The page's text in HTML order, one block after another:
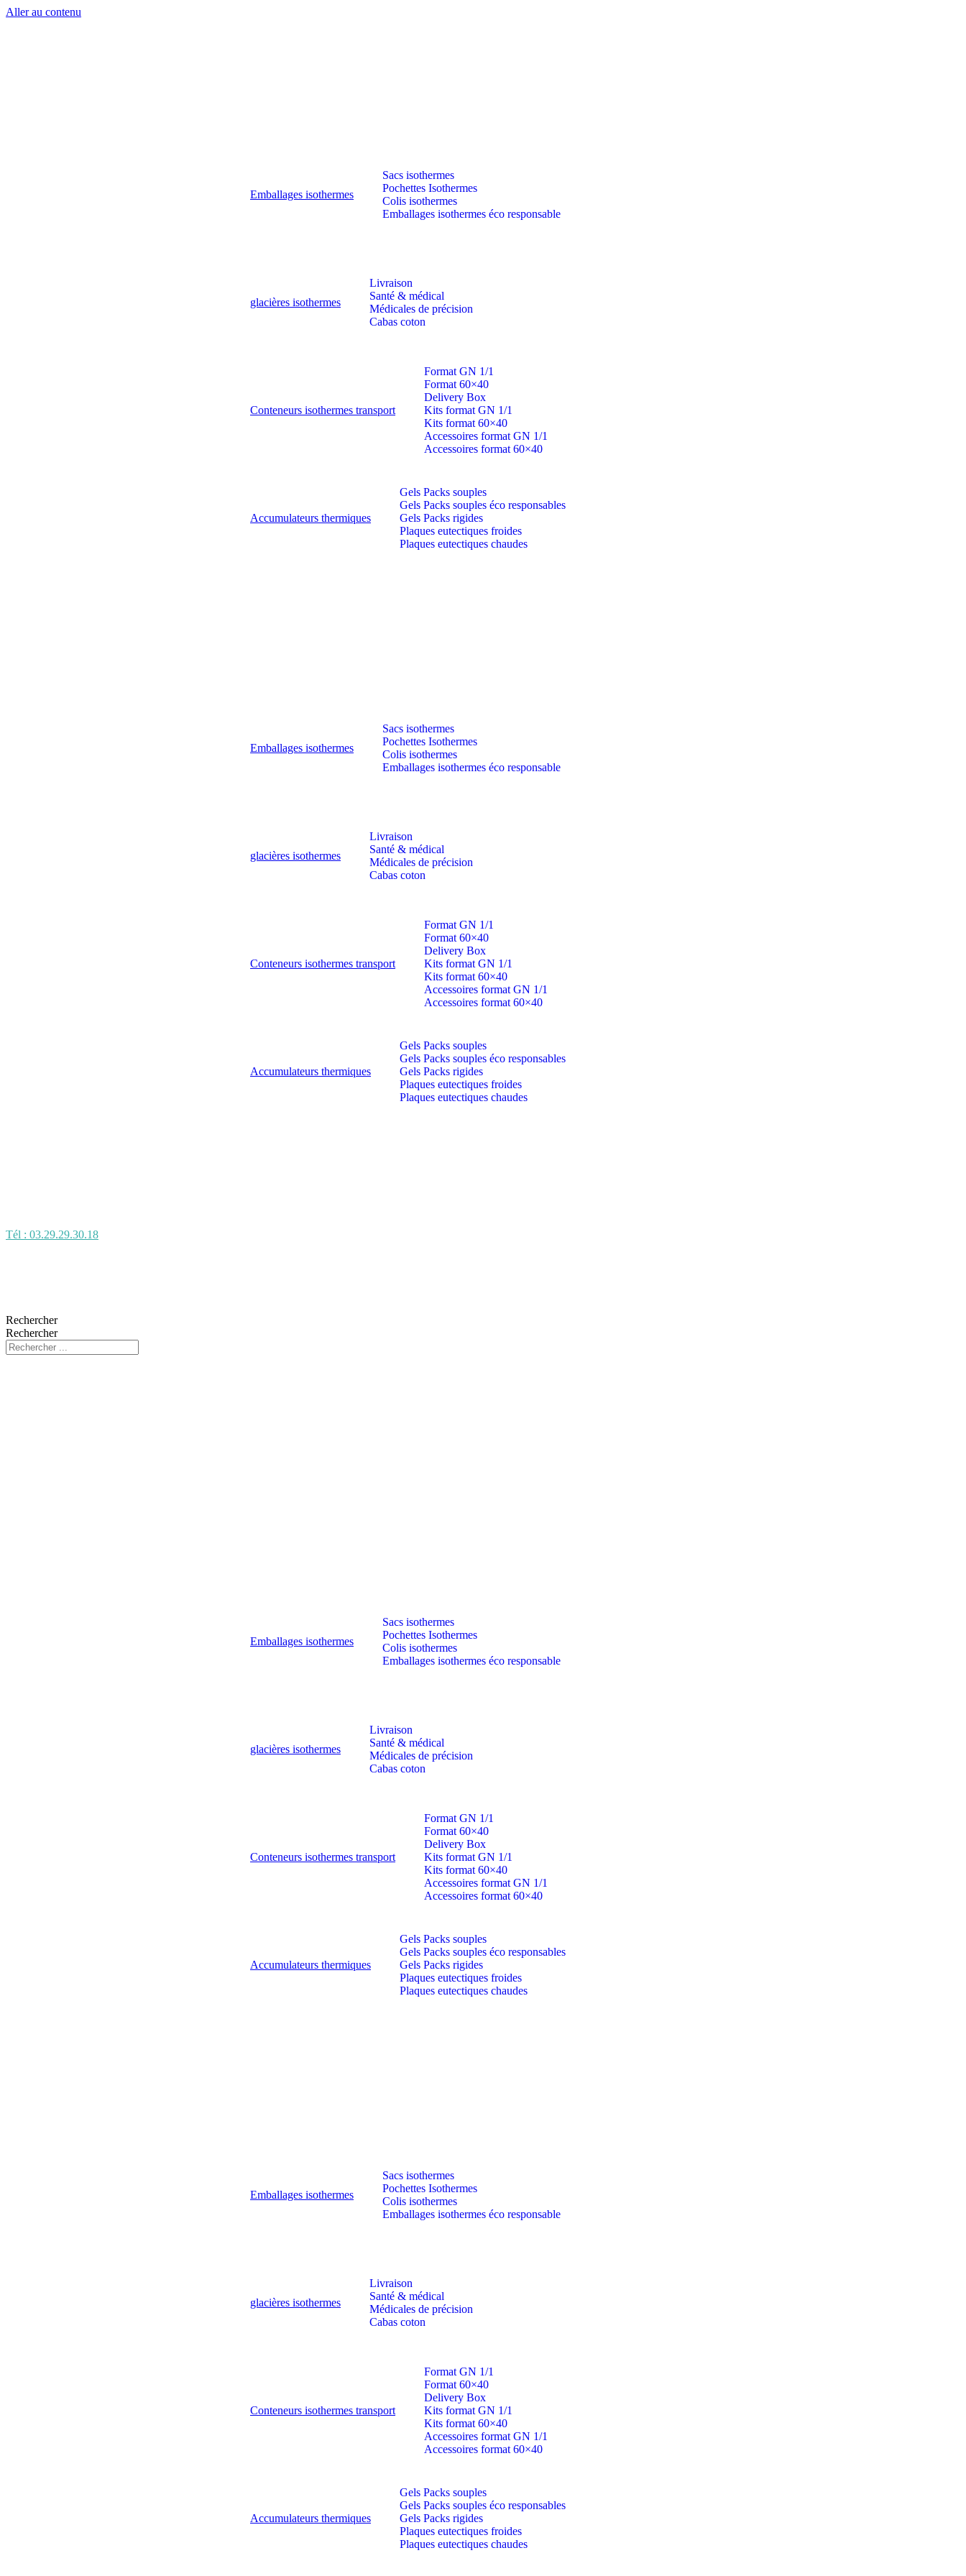
Aller au contenu
Emballages isothermes
Sacs isothermes
Pochettes Isothermes
Colis isothermes
Emballages isothermes éco responsable
glacières isothermes
Livraison
Santé & médical
Médicales de précision
Cabas coton
Conteneurs isothermes transport
Format GN 1/1
Format 60×40
Delivery Box
Kits format GN 1/1
Kits format 60×40
Accessoires format GN 1/1
Accessoires format 60×40
Accumulateurs thermiques
Gels Packs souples
Gels Packs souples éco responsables
Gels Packs rigides
Plaques eutectiques froides
Plaques eutectiques chaudes
Emballages isothermes
Sacs isothermes
Pochettes Isothermes
Colis isothermes
Emballages isothermes éco responsable
glacières isothermes
Livraison
Santé & médical
Médicales de précision
Cabas coton
Conteneurs isothermes transport
Format GN 1/1
Format 60×40
Delivery Box
Kits format GN 1/1
Kits format 60×40
Accessoires format GN 1/1
Accessoires format 60×40
Accumulateurs thermiques
Gels Packs souples
Gels Packs souples éco responsables
Gels Packs rigides
Plaques eutectiques froides
Plaques eutectiques chaudes
Tél : 03.29.29.30.18
Rechercher
Rechercher
Emballages isothermes
Sacs isothermes
Pochettes Isothermes
Colis isothermes
Emballages isothermes éco responsable
glacières isothermes
Livraison
Santé & médical
Médicales de précision
Cabas coton
Conteneurs isothermes transport
Format GN 1/1
Format 60×40
Delivery Box
Kits format GN 1/1
Kits format 60×40
Accessoires format GN 1/1
Accessoires format 60×40
Accumulateurs thermiques
Gels Packs souples
Gels Packs souples éco responsables
Gels Packs rigides
Plaques eutectiques froides
Plaques eutectiques chaudes
Emballages isothermes
Sacs isothermes
Pochettes Isothermes
Colis isothermes
Emballages isothermes éco responsable
glacières isothermes
Livraison
Santé & médical
Médicales de précision
Cabas coton
Conteneurs isothermes transport
Format GN 1/1
Format 60×40
Delivery Box
Kits format GN 1/1
Kits format 60×40
Accessoires format GN 1/1
Accessoires format 60×40
Accumulateurs thermiques
Gels Packs souples
Gels Packs souples éco responsables
Gels Packs rigides
Plaques eutectiques froides
Plaques eutectiques chaudes